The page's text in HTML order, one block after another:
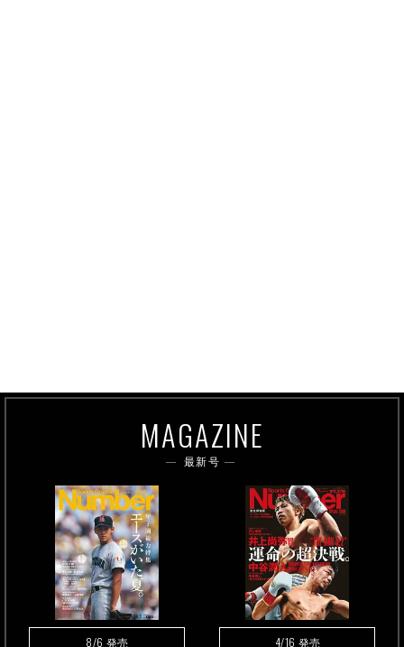
MAGAZINE
最新号
8/6 発売 4/16 発売